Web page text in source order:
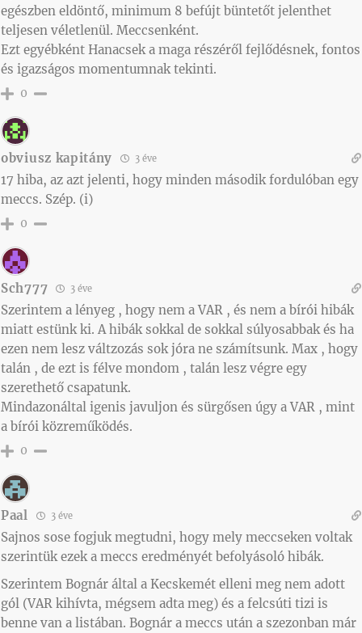
egészben eldöntő, minimum 8 befújt büntetőt jelenthet
teljesen véletlenül. Meccsenként.
Ezt egyébként Hanacsek a maga részéről fejlődésnek, fontos
és igazságos momentumnak tekinti.
0
obviusz kapitány 3 éve
17 hiba, az azt jelenti, hogy minden második fordulóban egy
meccs. Szép. (i)
0
Sch777 3 éve
Szerintem a lényeg , hogy nem a VAR , és nem a bírói hibák
miatt estünk ki. A hibák sokkal de sokkal súlyosabbak és ha
ezen nem lesz váltzozás sok jóra ne számítsunk. Max , hogy
talán , de ezt is félve mondom , talán lesz végre egy
szerethető csapatunk.
Mindazonáltal igenis javuljon és sürgősen úgy a VAR , mint
a bírói közreműködés.
0
Paal 3 éve
Sajnos sose fogjuk megtudni, hogy mely meccseken voltak
szerintük ezek a meccs eredményét befolyásoló hibák.
Szerintem Bognár által a Kecskemét elleni meg nem adott
gól (VAR kihívta, mégsem adta meg) és a felcsúti tizi is
benne van a listában. Bognár a meccs után a szezonban már